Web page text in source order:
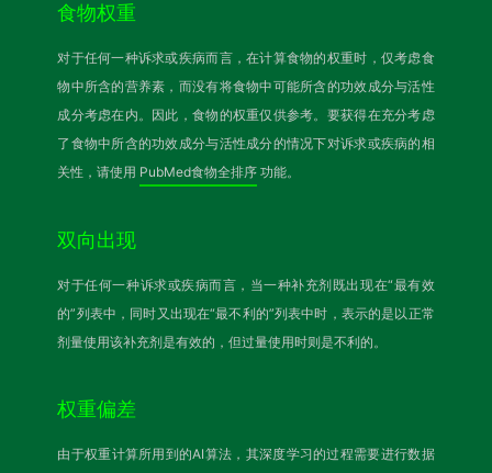
食物权重
对于任何一种诉求或疾病而言，在计算食物的权重时，仅考虑食
物中所含的营养素，而没有将食物中可能所含的功效成分与活性
成分考虑在内。因此，食物的权重仅供参考。要获得在充分考虑
了食物中所含的功效成分与活性成分的情况下对诉求或疾病的相
关性，请使用 PubMed食物全排序 功能。
双向出现
对于任何一种诉求或疾病而言，当一种补充剂既出现在“最有效
的”列表中，同时又出现在“最不利的”列表中时，表示的是以正常
剂量使用该补充剂是有效的，但过量使用时则是不利的。
权重偏差
由于权重计算所用到的AI算法，其深度学习的过程需要进行数据